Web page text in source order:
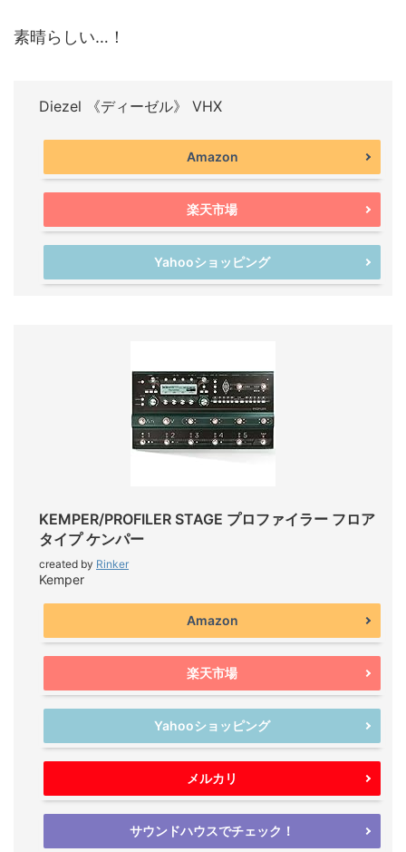
素晴らしい…！
Diezel 《ディーゼル》 VHX
Amazon
楽天市場
Yahooショッピング
KEMPER/PROFILER STAGE プロファイラー フロア
タイプ ケンパー
created by Rinker
Kemper
Amazon
楽天市場
Yahooショッピング
メルカリ
サウンドハウスでチェック！